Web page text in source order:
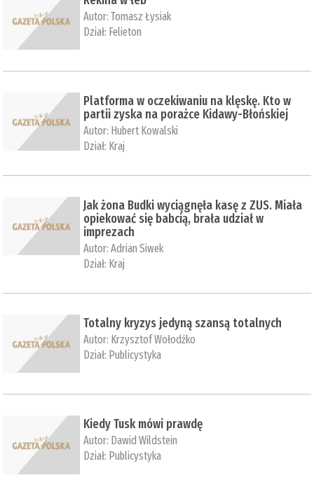
Autor:Tomasz Łysiak
Dział: Felieton
Platforma w oczekiwaniu na klęskę. Kto w
partii zyska na porażce Kidawy-Błońskiej
Autor: Hubert Kowalski
Dział: Kraj
Jak żona Budki wyciągnęła kasę z ZUS. Miała
opiekować się babcią, brała udział w
imprezach
Autor:Adrian Siwek
Dział: Kraj
Totalny kryzys jedyną szansą totalnych
Autor: Krzysztof Wołodźko
Dział: Publicystyka
Kiedy Tusk mówi prawdę
Autor: Dawid Wildstein
Dział: Publicystyka